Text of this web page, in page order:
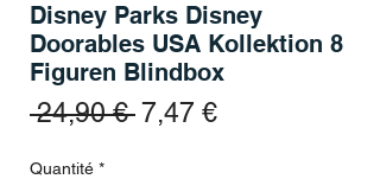
Disney Parks Disney
Doorables USA Kollektion 8
Figuren Blindbox
24,90 € Prix original
7,47 €Prix
Quantité *